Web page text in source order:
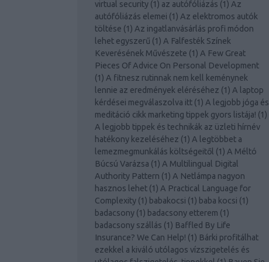
virtual security (1) az autófóliázás (1) Az
autófóliázás elemei (1) Az elektromos autók
töltése (1) Az ingatlanvásárlás profi módon
lehet egyszerű (1) A Falfesték Színek
Keverésének Művészete (1) A Few Great
Pieces Of Advice On Personal Development
(1) A fitnesz rutinnak nem kell keménynek
lennie az eredmények eléréséhez (1) A laptop
kérdései megválaszolva itt (1) A legjobb jóga és
meditáció cikk marketing tippek gyors listája! (1)
A legjobb tippek és technikák az üzleti hírnév
hatékony kezeléséhez (1) A legtöbbet a
lemezmegmunkálás költségeitől (1) A Méltó
Búcsú Varázsa (1) A Multilingual Digital
Authority Pattern (1) A Netlámpa nagyon
hasznos lehet (1) A Practical Language for
Complexity (1) babakocsi (1) baba kocsi (1)
badacsony (1) badacsony etterem (1)
badacsony szállás (1) Baffled By Life
Insurance? We Can Help! (1) Bárki profitálhat
ezekkel a kiváló utólagos vízszigetelés és